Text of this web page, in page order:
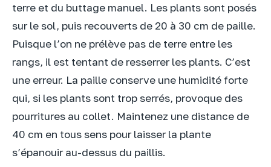
terre et du buttage manuel. Les plants sont posés
sur le sol, puis recouverts de 20 à 30 cm de paille.
Puisque l’on ne prélève pas de terre entre les
rangs, il est tentant de resserrer les plants. C’est
une erreur. La paille conserve une humidité forte
qui, si les plants sont trop serrés, provoque des
pourritures au collet. Maintenez une distance de
40 cm en tous sens pour laisser la plante
s’épanouir au-dessus du paillis.